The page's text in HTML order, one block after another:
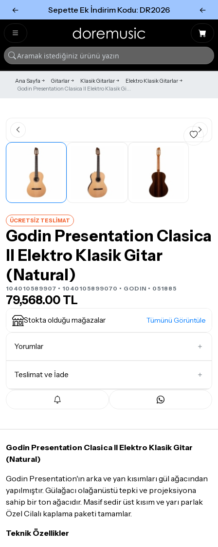
← Sepette Ek İndirim Kodu: DR2026 ←
Ana Sayfa Gitarlar Klasik Gitarlar
Elektro Klasik Gitarlar
Godin Presentation Clasica II Elektro Klasik Gi...
ÜCRETSİZ TESLİMAT
Godin Presentation Clasica
II Elektro Klasik Gitar
(Natural)
104010589907 • 1040105899070 • GODIN • 051885
79,568.00 TL
Stokta olduğu mağazalar Tümünü Görüntüle
Yorumlar
Teslimat ve İade
Teslimat Koşulları
tatil günlerinde teslimat yapılamamaktadır.
Seçtiğiniz ürünlerin tamamı
garantisi ile adresinize teslim edilecektir.
Detaylar içintıklayınız
İade Koşulları
tarihinden itibaren
Godin Presentation Clasica II Elektro Klasik Gitar
(Natural)
Godin Presentation'ın arka ve yan kısımları gül ağacından
yapılmıştır. Gülağacı olağanüstü tepki ve projeksiyona
sahip bir ton ağacıdır. Masif sedir üst kısım ve yarı parlak
Özel Cilalı kaplama paketi tamamlar.
Teknik Özellikler
Tümünü Gör
Tümünü gör